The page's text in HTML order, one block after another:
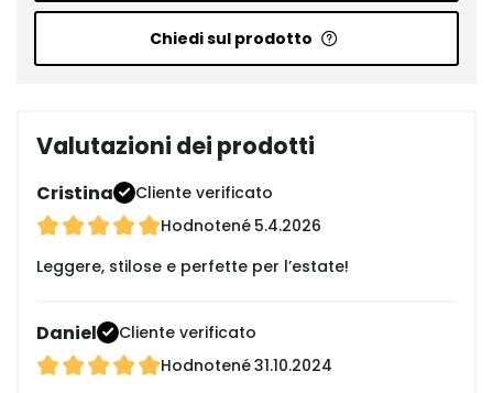
Chiedi sul prodotto
Valutazioni dei prodotti
Cristina
Cliente verificato
Hodnotené 5.4.2026
Leggere, stilose e perfette per l’estate!
Daniel
Cliente verificato
Hodnotené31.10.2024